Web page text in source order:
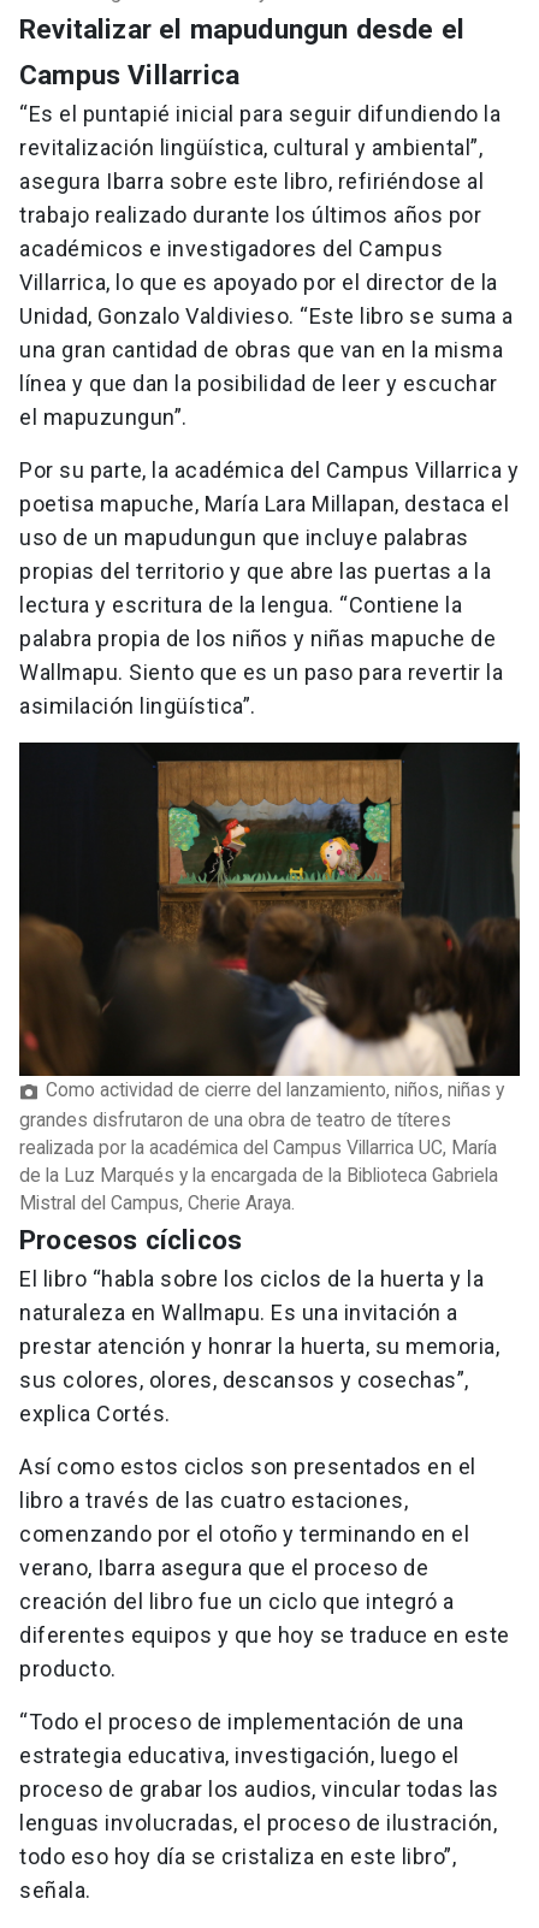
Revitalizar el mapudungun desde el
Campus Villarrica
“Es el puntapié inicial para seguir difundiendo la
revitalización lingüística, cultural y ambiental”,
asegura Ibarra sobre este libro, refiriéndose al
trabajo realizado durante los últimos años por
académicos e investigadores del Campus
Villarrica, lo que es apoyado por el director de la
Unidad, Gonzalo Valdivieso. “Este libro se suma a
una gran cantidad de obras que van en la misma
línea y que dan la posibilidad de leer y escuchar
el mapuzungun”.
Por su parte, la académica del Campus Villarrica y
poetisa mapuche, María Lara Millapan, destaca el
uso de un mapudungun que incluye palabras
propias del territorio y que abre las puertas a la
lectura y escritura de la lengua. “Contiene la
palabra propia de los niños y niñas mapuche de
Wallmapu. Siento que es un paso para revertir la
asimilación lingüística”.
Como actividad de cierre del lanzamiento, niños, niñas y
grandes disfrutaron de una obra de teatro de títeres
realizada por la académica del Campus Villarrica UC, María
de la Luz Marqués y la encargada de la Biblioteca Gabriela
Mistral del Campus, Cherie Araya.
Procesos cíclicos
El libro “habla sobre los ciclos de la huerta y la
naturaleza en Wallmapu. Es una invitación a
prestar atención y honrar la huerta, su memoria,
sus colores, olores, descansos y cosechas”,
explica Cortés.
Así como estos ciclos son presentados en el
libro a través de las cuatro estaciones,
comenzando por el otoño y terminando en el
verano, Ibarra asegura que el proceso de
creación del libro fue un ciclo que integró a
diferentes equipos y que hoy se traduce en este
producto.
“Todo el proceso de implementación de una
estrategia educativa, investigación, luego el
proceso de grabar los audios, vincular todas las
lenguas involucradas, el proceso de ilustración,
todo eso hoy día se cristaliza en este libro”,
señala.